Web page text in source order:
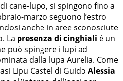
cane-lupo, si spingono fino a
marzo seguono l’estro
anche in aree sconosciute
La presenza di cinghiali è un
può spingere i lupi ad
dalla lupa Aurelia. Come
Lipu Castel di Guido Alessia